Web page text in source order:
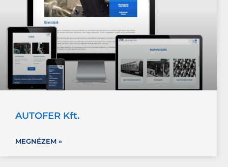
AUTOFER Kft.
MEGNÉZEM »